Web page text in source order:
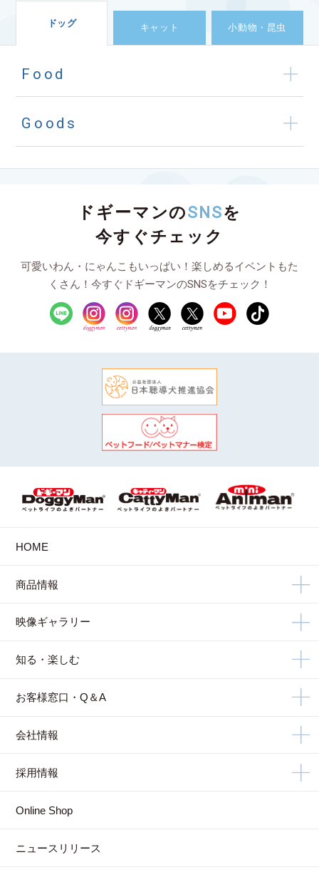
ドッグ キャット 小動物・昆虫
Food
Goods
ドギーマンのSNSを
今すぐチェック
可愛いわん・にゃんこもいっぱい！楽しめるイベントもた
くさん！今すぐドギーマンのSNSをチェック！
HOME
商品情報
映像ギャラリー
知る・楽しむ
お客様窓口・Q＆A
会社情報
採用情報
Online Shop
ニュースリリース